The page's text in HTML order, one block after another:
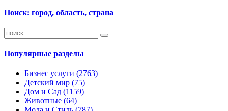
Поиск: город, область, страна
Популярные разделы
Бизнес услуги (2763)
Детский мир (75)
Дом и Сад (1159)
Животные (64)